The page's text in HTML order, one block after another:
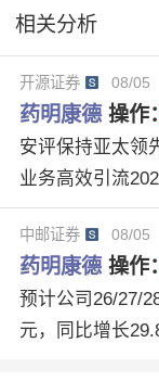
中邮证券
Q4盈利能力 药
全年业绩指引
相关分析
开源证券 08/05
药明康德 操作：
安评保持亚太领
业务高效引流
同比增长31.5%
长42.8%，持续
物学业务实现营
公司带来20%+
5%，核酸类、
中邮证券 08/05
药明康德 操作：
预计公司26/27/
元，同比增长